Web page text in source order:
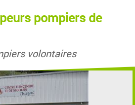
pompiers de
volontaires